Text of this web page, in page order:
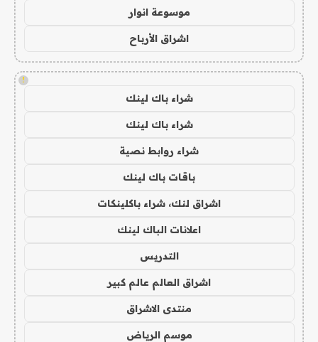
موسوعة انوار
اشراق الأرباح
!
شراء باك لينك
شراء باك لينك
شراء روابط نصية
باقات باك لينك
اشراق لنك، شراء باكلينكات
اعلانات الباك لينك
التدريس
اشراق العالم عالم كبير
منتدى الاشراق
موسم الرياض